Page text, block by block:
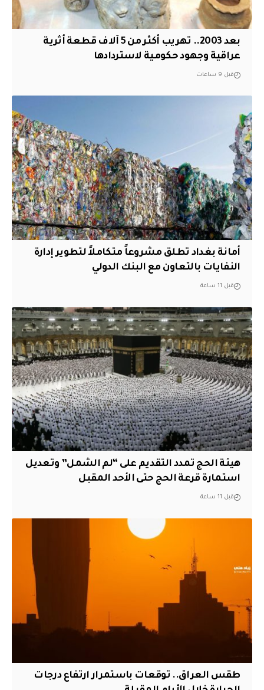
بعد 2003.. تهريب أكثر من 5 آلاف قطعة أثرية
عراقية وجهود حكومية لاستردادها
قبل 9 ساعات
أمانة بغداد تطلق مشروعاً متكاملاً لتطوير إدارة
النفايات بالتعاون مع البنك الدولي
قبل 11 ساعة
هيئة الحج تمدد التقديم على “لم الشمل” وتعديل
استمارة قرعة الحج حتى الأحد المقبل
قبل 11 ساعة
طقس العراق.. توقعات باستمرار ارتفاع درجات